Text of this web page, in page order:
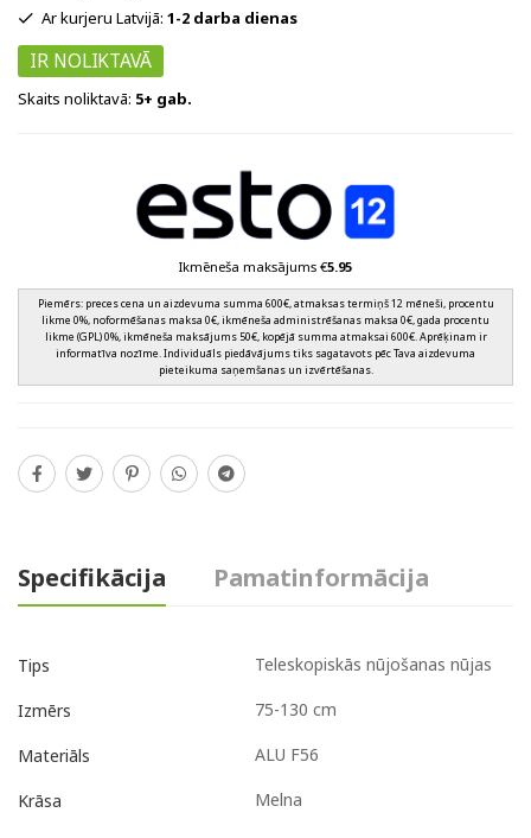
Ar kurjeru Latvijā: 1-2 darba dienas
IR NOLIKTAVĀ
Skaits noliktavā: 5+ gab.
Ikmēneša maksājums €5.95
Piemērs: preces cena un aizdevuma summa 600€, atmaksas termiņš 12 mēneši, procentu
likme 0%, noformēšanas maksa 0€, ikmēneša administrēšanas maksa 0€, gada procentu
likme (GPL) 0%, ikmēneša maksājums 50€, kopējā summa atmaksai 600€. Aprēķinam ir
informatīva nozīme. Individuāls piedāvājums tiks sagatavots pēc Tava aizdevuma
pieteikuma saņemšanas un izvērtēšanas.
Specifikācija Pamatinformācija
Tips Teleskopiskās nūjošanas nūjas
Izmērs 75-130 cm
Materiāls ALU F56
Krāsa Melna